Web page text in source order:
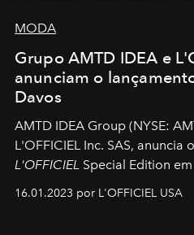
MODA
Grupo AMTD IDEA e
anunciam o
Davos
AMTD IDEA Group (NYSE:
L'OFFICIEL Inc. SAS, anuncia
L'OFFICIEL Special Edition
16.01.2023 por L'OFFICIEL USA